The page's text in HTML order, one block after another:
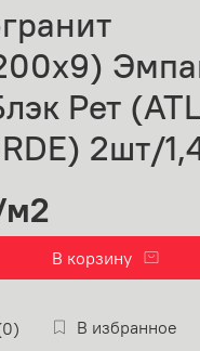
Рет
2шт/
В избранное
В корзину